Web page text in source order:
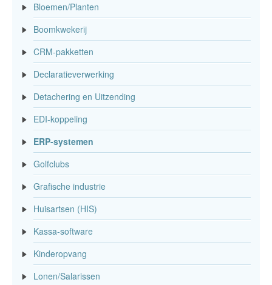
Klant worden
Bloemen/Planten
Boomkwekerij
CRM-pakketten
Declaratieverwerking
Detachering en Uitzending
EDI-koppeling
ERP-systemen
Golfclubs
Grafische industrie
Huisartsen (HIS)
Kassa-software
Kinderopvang
Lonen/Salarissen